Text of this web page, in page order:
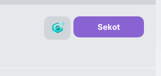
Sekot